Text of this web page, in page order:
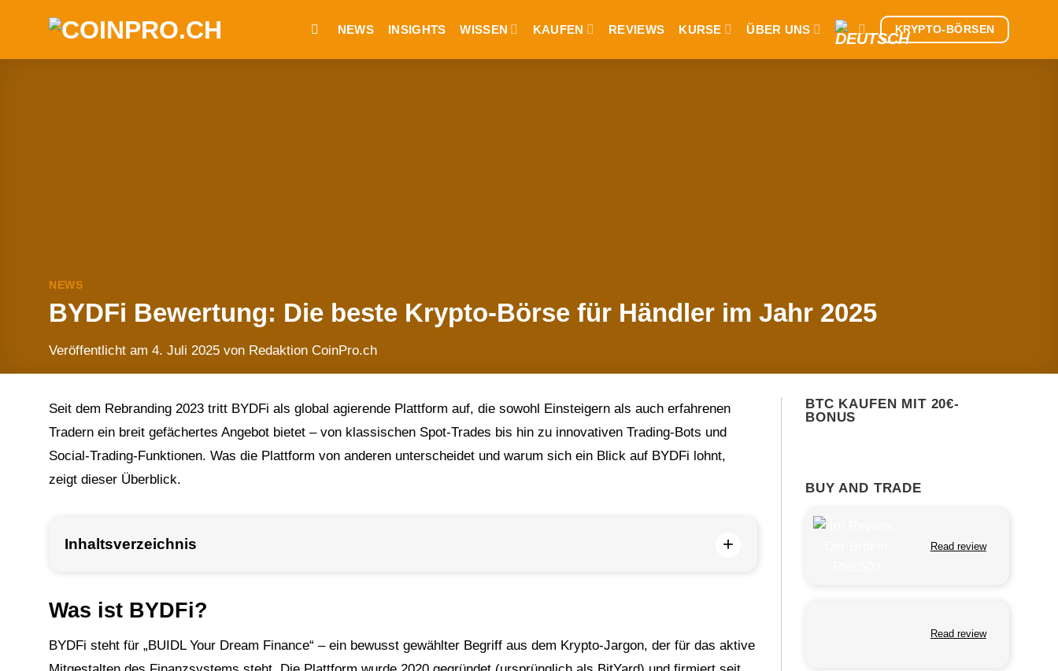
NEWS INSIGHTS WISSEN KAUFEN REVIEWS KURSE ÜBER UNS KRYPTO-BÖRSEN
NEWS
BYDFi Bewertung: Die beste Krypto-Börse für Händler im Jahr 2025
Veröffentlicht am 4. Juli 2025 von Redaktion CoinPro.ch
Seit dem Rebranding 2023 tritt BYDFi als global agierende Plattform auf, die sowohl Einsteigern als auch erfahrenen
Tradern ein breit gefächertes Angebot bietet – von klassischen Spot-Trades bis hin zu innovativen Trading-Bots und
Social-Trading-Funktionen. Was die Plattform von anderen unterscheidet und warum sich ein Blick auf BYDFi lohnt,
zeigt dieser Überblick.
Inhaltsverzeichnis +
Was ist BYDFi?
BYDFi steht für „BUIDL Your Dream Finance“ – ein bewusst gewählter Begriff aus dem Krypto-Jargon, der für das aktive
BTC KAUFEN MIT 20€-
BONUS
BUY AND TRADE
Read review
Read review